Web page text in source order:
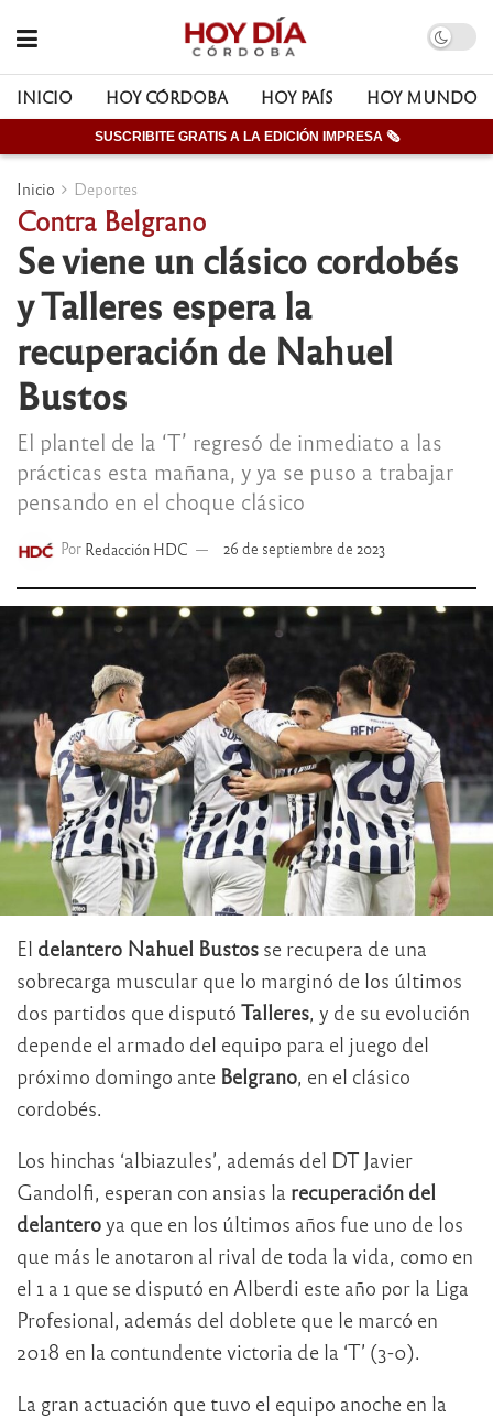
INICIO HOY CÓRDOBA HOY PAÍS HOY MUNDO
SUSCRIBITE GRATIS A LA EDICIÓN IMPRESA 🗞
Inicio Deportes
Contra Belgrano
Se viene un clásico cordobés
y Talleres espera la
recuperación de Nahuel
Bustos
El plantel de la ‘T’ regresó de inmediato a las
prácticas esta mañana, y ya se puso a trabajar
pensando en el choque clásico
Por Redacción HDC 26 de septiembre de 2023
El delantero Nahuel Bustos se recupera de una
sobrecarga muscular que lo marginó de los últimos
dos partidos que disputó Talleres, y de su evolución
depende el armado del equipo para el juego del
próximo domingo ante Belgrano, en el clásico
cordobés.
Los hinchas ‘albiazules’, además del DT Javier
Gandolfi, esperan con ansias la recuperación del
delanteroya que en los últimos años fue uno de los
que más le anotaron al rival de toda la vida, como en
el 1 a 1 que se disputó en Alberdi este año por la Liga
Profesional, además del doblete que le marcó en
2018 en la contundente victoria de la ‘T’ (3-0).
La gran actuación que tuvo el equipo anoche en la